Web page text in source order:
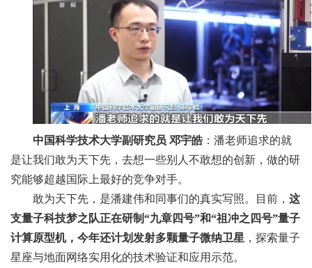
中国科学技术大学副研究员 邓宇皓 ：潘老师追求的就
是让我们敢为天下先，去想一些别人不敢想的创新，做的研
究能够超越国际上最好的竞争对手。
敢为天下先，是潘建伟和同事们的真实写照。目前， 这
支量子科技梦之队正在研制“九章四号”和“祖冲之四号”量子
计算原型机，今年还计划发射多颗量子微纳卫星 ，探索量子
星座与地面网络实用化的技术验证和应用示范。